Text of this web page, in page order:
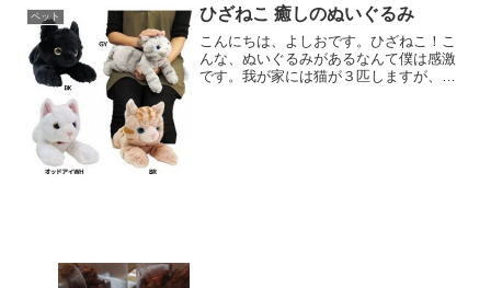
労力もあまり掛からないので高齢者の方
にもおすすめです。
ペット ひざねこ 癒しのぬいぐるみ
こんにちは、よしおです。ひざねこ！こ
んな、ぬいぐるみがあるなんて僕は感激
です。我が家には猫が３匹しますが、仕